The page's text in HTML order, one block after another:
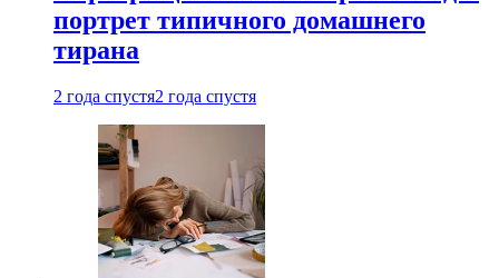
портрет типичного домашнего
тирана
2 года спустя2 года спустя